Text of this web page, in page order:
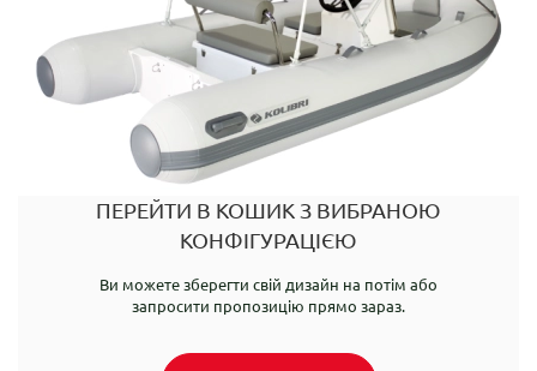
ПЕРЕЙТИ В КОШИК З ВИБРАНОЮ
КОНФІГУРАЦІЄЮ
Ви можете зберегти свій дизайн на потім або
запросити пропозицію прямо зараз.